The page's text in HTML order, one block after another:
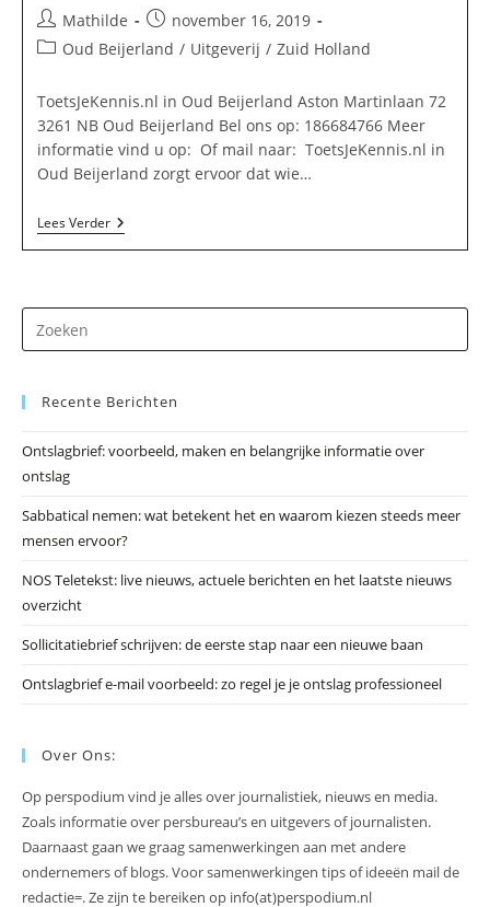
Bericht
auteur:
Mathilde
Bericht
gepubliceerd
november 16, 2019
Berichtcategorie:
Oud Beijerland / Uitgeverij / Zuid Holland
ToetsJeKennis.nl in Oud Beijerland Aston Martinlaan 72
3261 NB Oud Beijerland Bel ons op: 186684766 Meer
informatie vind u op: Of mail naar: ToetsJeKennis.nl in
Oud Beijerland zorgt ervoor dat wie…
Lees VerderToetsJeKennis.nl
In
Oud
op
Recente Berichten
Ontslagbrief: voorbeeld, maken en belangrijke informatie over
ontslag
Sabbatical nemen: wat betekent het en waarom kiezen steeds meer
mensen ervoor?
NOS Teletekst: live nieuws, actuele berichten en het laatste nieuws
overzicht
Sollicitatiebrief schrijven: de eerste stap naar een nieuwe baan
Ontslagbrief e-mail voorbeeld: zo regel je je ontslag professioneel
Over Ons:
Op perspodium vind je alles over journalistiek, nieuws en media.
Zoals informatie over persbureau’s en uitgevers of journalisten.
Daarnaast gaan we graag samenwerkingen aan met andere
ondernemers of blogs. Voor samenwerkingen tips of ideeën mail de
redactie=. Ze zijn te bereiken op info(at)perspodium.nl